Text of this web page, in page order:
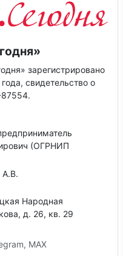
зарегистрировано
свидетельство о
(ОГРНИП
Народная
д. 26, кв. 29
MAX